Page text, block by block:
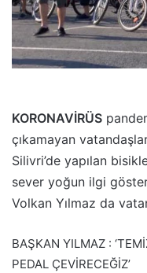
g
ö
d
m
e
k
KORONAVİRÜS
çıkamayan
Silivri’de yapılan
sever yoğun ilgi
Volkan Yılmaz da
BAŞKAN YILMAZ :
PEDAL ÇEVİRECEĞİZ’